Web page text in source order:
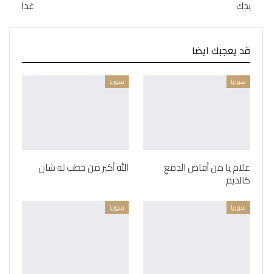
يدك غدا
قد يعجبك ايضا
سوريا
علام يا من أفاض الدمع
كالديم
سوريا
الله أكبر من خطب له شان
سوريا سوريا